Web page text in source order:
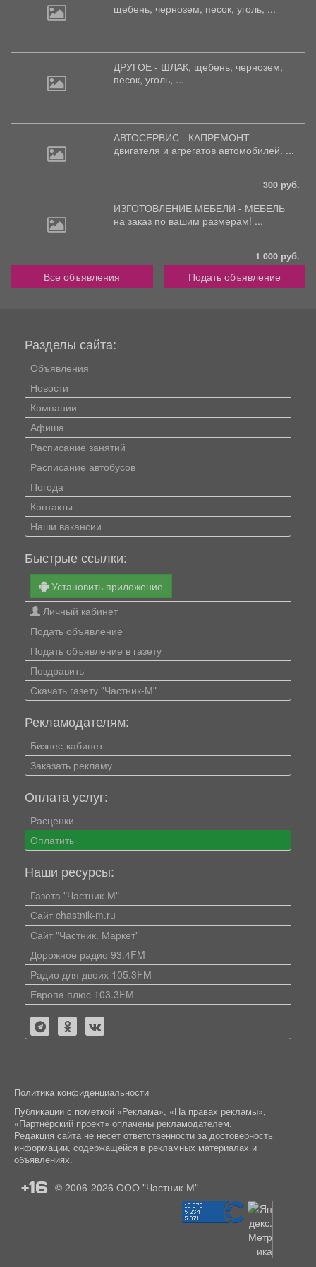
щебень, чернозем, песок, уголь, ...
ДРУГОЕ - ШЛАК, щебень, чернозем,
песок, уголь, ...
АВТОСЕРВИС - КАПРЕМОНТ
двигателя и агрегатов автомобилей. ...
300 руб.
ИЗГОТОВЛЕНИЕ МЕБЕЛИ - МЕБЕЛЬ
на заказ по вашим размерам! ...
1 000 руб.
Все объявления Подать объявление
Разделы сайта:
Объявления
Новости
Компании
Афиша
Расписание занятий
Расписание автобусов
Погода
Контакты
Наши вакансии
Быстрые ссылки:
Установить приложение
Личный кабинет
Подать объявление
Подать объявление в газету
Поздравить
Скачать газету "Частник-М"
Рекламодателям:
Бизнес-кабинет
Заказать рекламу
Оплата услуг:
Расценки
Оплатить
Наши ресурсы:
Газета "Частник-М"
Сайт chastnik-m.ru
Сайт "Частник. Маркет"
Дорожное радио 93.4FM
Радио для двоих 105.3FM
Европа плюс 103.3FM
Политика конфиденциальности
Публикации с пометкой «Реклама», «На правах рекламы»,
«Партнёрский проект» оплачены рекламодателем.
Редакция сайта не несет ответственности за достоверность
информации, содержащейся в рекламных материалах и
объявлениях.
+16 © 2006-2026 ООО "Частник-М"